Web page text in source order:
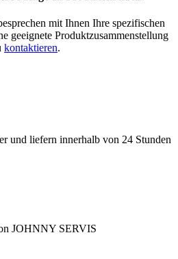
mit Ihnen Ihre spezifischen
geeignete Produktzusammenstellung
kontaktieren.
und liefern innerhalb von 24 Stunden
JOHNNY SERVIS